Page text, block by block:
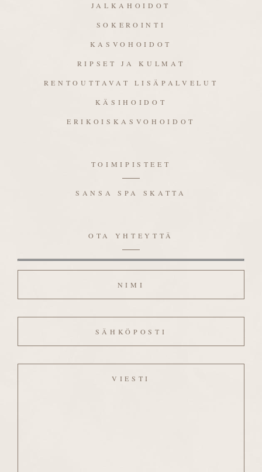
JALKAHOIDOT
SOKEROINTI
KASVOHOIDOT
RIPSET JA KULMAT
RENTOUTTAVAT LISÄPALVELUT
KÄSIHOIDOT
ERIKOISKASVOHOIDOT
TOIMIPISTEET
SANSA SPA SKATTA
OTA YHTEYTTÄ
Nimi
Sähköposti
Viesti